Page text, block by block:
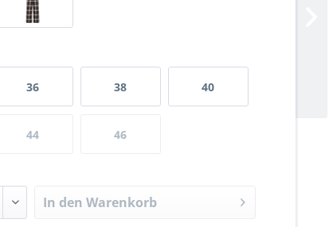
36 38 40
44 46
In den Warenkorb